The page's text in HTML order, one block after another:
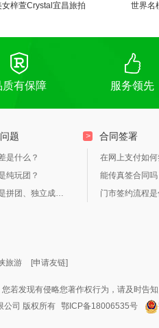
女梓萱Crystal宜昌旅拍
世界名
质有保障 服务领先
题
是什么？
纯玩团？
什么是拼团、独立成团？
> 合同签署
能传真签合同吗
门市签约流程是
旅游 [申请友链]
若发现有侵略您著作权行为，请及时告
公司 版权所有 鄂ICP备18006535号